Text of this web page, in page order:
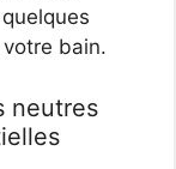
bain.
neutres